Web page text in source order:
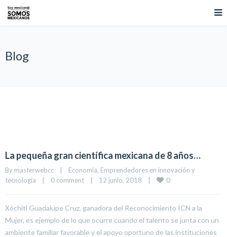
Blog
La pequeña gran científica mexicana de 8 años…
By masterwebcc Economía, Emprendedores en innovación y
tecnología
0 comment 12 junio, 2018 0
Xóchitl Guadalupe Cruz, ganadora del Reconocimiento ICN a la
Mujer, es ejemplo de lo que ocurre cuando el talento se junta con un
ambiente familiar favorable y el apoyo oportuno de las instituciones